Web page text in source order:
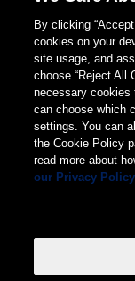
By clicking
cookies on your
site usage, and
choose “Reject All
necessary cookies
can choose which
settings. You can
the Cookie Policy
read more about
our Privacy Policy